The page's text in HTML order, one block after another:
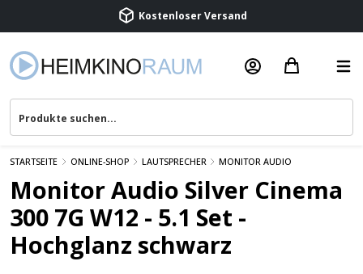
Beratung & Service
STARTSEITE ONLINE-SHOP LAUTSPRECHER MONITOR AUDIO
Monitor Audio Silver Cinema
300 7G W12 - 5.1 Set -
Hochglanz schwarz